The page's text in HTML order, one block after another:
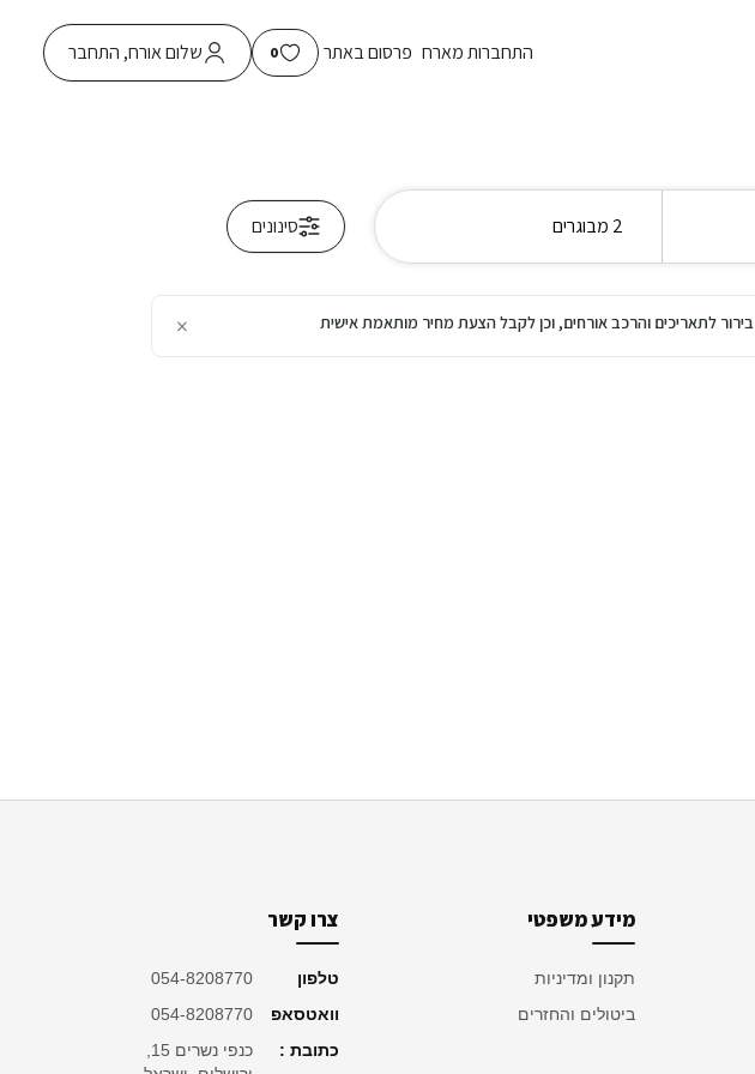
התחברות מארח פרסום באתר 0 שלום אורח, התחבר
2 מבוגרים סינונים
לתאריכים והרכב אורחים, וכן לקבל הצעת מחיר מותאמת אישית ×
מידע משפטי
תקנון ומדיניות
ביטולים והחזרים
צרו קשר
טלפון
054-8208770
וואטסאפ
054-8208770
כתובת :